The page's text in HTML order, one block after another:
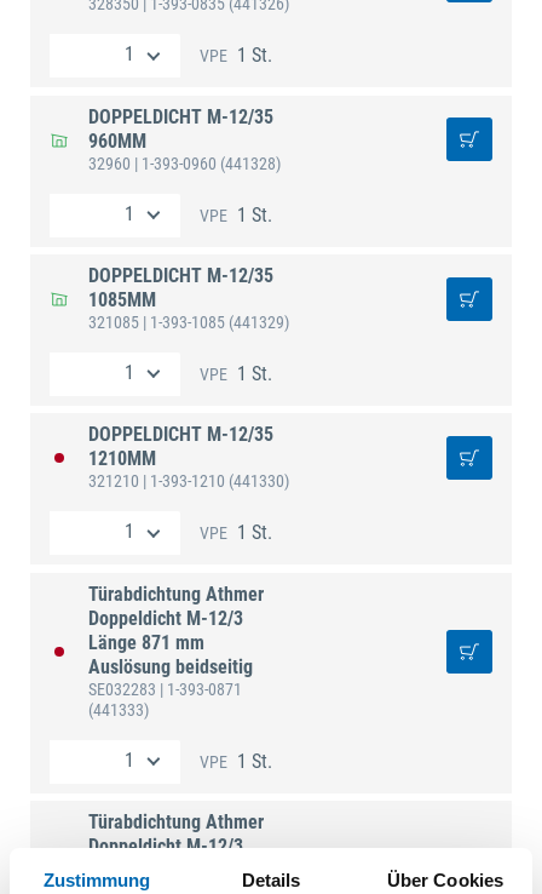
Zustimmung Details Über Cookies
328350 | 1-393-0835 (441326)
VPE 1 St.
DOPPELDICHT M-12/35
960MM
32960 | 1-393-0960 (441328)
VPE 1 St.
DOPPELDICHT M-12/35
1085MM
321085 | 1-393-1085 (441329)
VPE 1 St.
DOPPELDICHT M-12/35
1210MM
321210 | 1-393-1210 (441330)
VPE 1 St.
Türabdichtung Athmer
Doppeldicht M-12/3
Länge 871 mm
Auslösung beidseitig
SE032283 | 1-393-0871
(441333)
VPE 1 St.
Türabdichtung Athmer
Doppeldicht M-12/3